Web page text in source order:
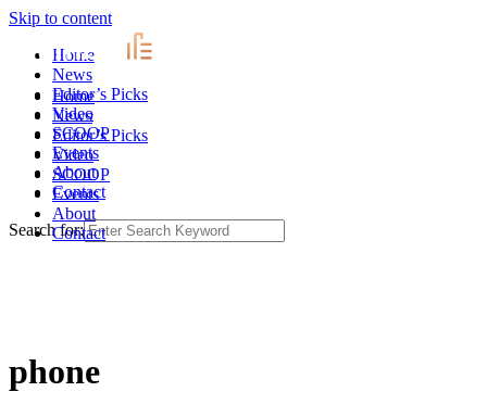
Skip to content
Home
News
Editor’s Picks
Video
SCOOP
Events
About
Contact
Home
News
Editor’s Picks
Video
SCOOP
Events
About
Contact
Search for:
phone